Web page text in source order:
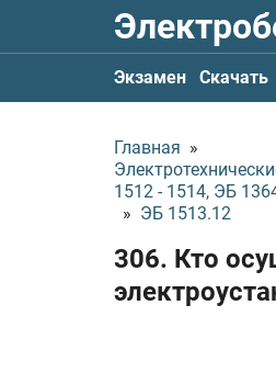
Экзамен Скачать
Главная »
1512 - 1514, ЭБ
» ЭБ 1513.12
306. Кто